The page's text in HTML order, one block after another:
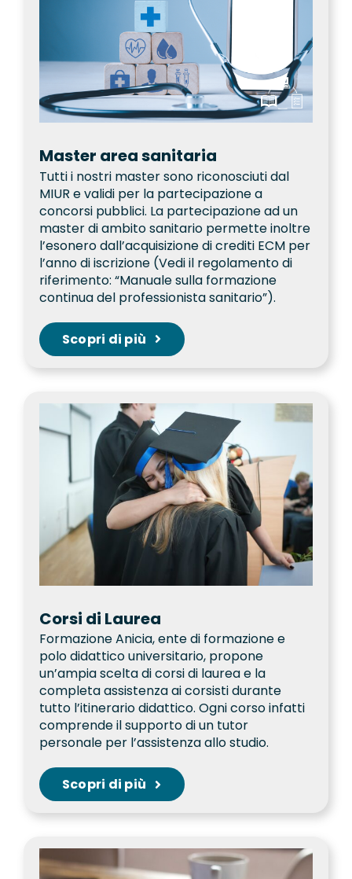
Master area sanitaria
Tutti i nostri master sono riconosciuti dal
MIUR e validi per la partecipazione a
concorsi pubblici. La partecipazione ad un
master di ambito sanitario permette inoltre
l’esonero dall’acquisizione di crediti ECM per
l’anno di iscrizione (Vedi il regolamento di
riferimento: “Manuale sulla formazione
continua del professionista sanitario”).
Scopri di più
Corsi di Laurea
Formazione Anicia, ente di formazione e
polo didattico universitario, propone
un’ampia scelta di corsi di laurea e la
completa assistenza ai corsisti durante
tutto l’itinerario didattico. Ogni corso infatti
comprende il supporto di un tutor
personale per l’assistenza allo studio.
Scopri di più